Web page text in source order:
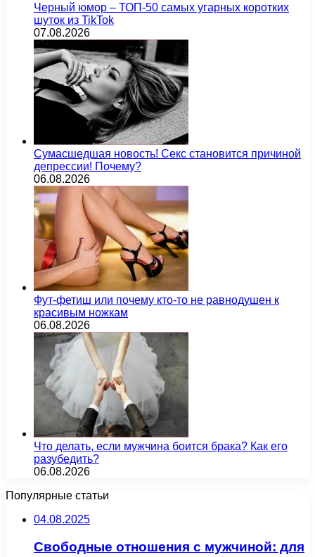
Черный юмор – ТОП-50 самых угарных коротких
шуток из TikTok
07.08.2026
Сумасшедшая новость! Секс становится причиной
депрессии! Почему?
06.08.2026
Фут-фетиш или почему кто-то не равнодушен к
красивым ножкам
06.08.2026
Что делать, если мужчина боится брака? Как его
разубедить?
06.08.2026
Популярные статьи
04.08.2025
Свободные отношения с мужчиной: для